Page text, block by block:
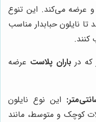
و عرضه می‌کند. این تنوع
نایلون حبابدار مناسب
کنند.
که در باران پلاست عرضه
این نوع نایلون
کوچک و متوسط، مانند